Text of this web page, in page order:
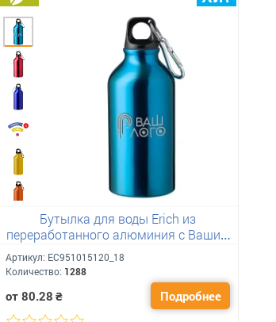
Бутылка для воды Erich из
переработанного алюминия с Вашим
лого 400 мл
Артикул: ЕС951015120_18
Количество: 1288
от 80.28 ₴ Подробнее